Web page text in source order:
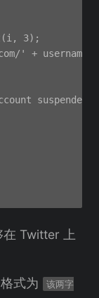
3);
' + username
suspended
在 Twitter 上
式为
该两字